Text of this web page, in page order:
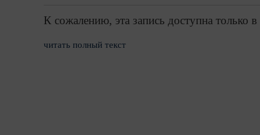
К сожалению, эта запись доступна только в
читать полный текст